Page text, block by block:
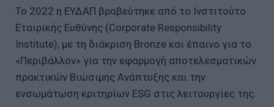
Το 2022 η ΕΥΔΑΠ βραβεύτηκε από το Ινστιτούτο
Εταιρικής Ευθύνης (Corporate Responsibility
Institute), με τη διάκριση Bronze και έπαινο για το
«Περιβάλλον» για την εφαρμογή αποτελεσματικών
πρακτικών Βιώσιμης Ανάπτυξης και την
ενσωμάτωση κριτηρίων ESG στις λειτουργίες της.